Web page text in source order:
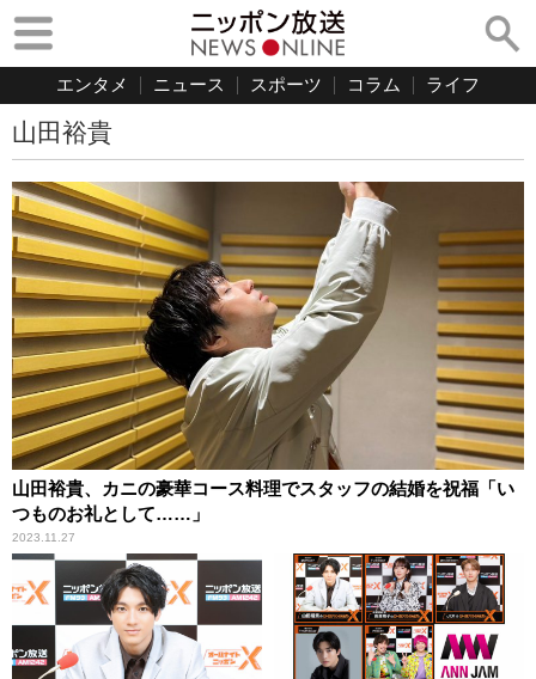
エンタメ ニュース スポーツ コラム ライフ
山田裕貴
山田裕貴、カニの豪華コース料理でスタッフの結婚を祝福「い
つものお礼として……」
2023.11.27